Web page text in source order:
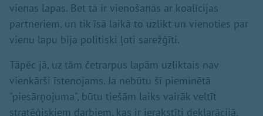
vienas lapas. Bet tā ir vienošanās ar koalīcijas
partneriem, un tik īsā laikā to uzlikt un vienoties par
vienu lapu bija politiski ļoti sarežģīti.
Tāpēc jā, uz tām četrarpus lapām uzliktais nav
vienkārši īstenojams. Ja nebūtu šī pieminētā
"piesārņojuma", būtu tiešām laiks vairāk veltīt
stratēģiskiem darbiem, kas ir ierakstīti deklarācijā.